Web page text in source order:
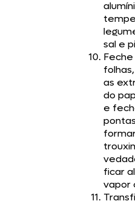
sal e
as
do
e
ficar
vapor